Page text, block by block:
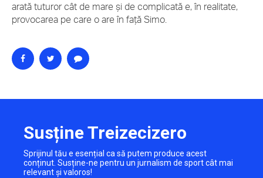
arată tuturor cât de mare și de complicată e, în realitate,
provocarea pe care o are în față Simo.
Susține Treizecizero
Sprijinul tău e esențial ca să putem produce acest
conținut. Susține-ne pentru un jurnalism de sport cât mai
relevant și valoros!